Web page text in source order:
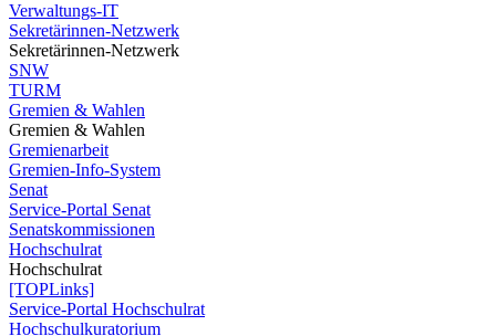
Verwaltungs-IT
Sekretärinnen-Netzwerk
Sekretärinnen-Netzwerk
SNW
TURM
Gremien & Wahlen
Gremien & Wahlen
Gremienarbeit
Gremien-Info-System
Senat
Service-Portal Senat
Senatskommissionen
Hochschulrat
Hochschulrat
[TOPLinks]
Service-Portal Hochschulrat
Hochschulkuratorium